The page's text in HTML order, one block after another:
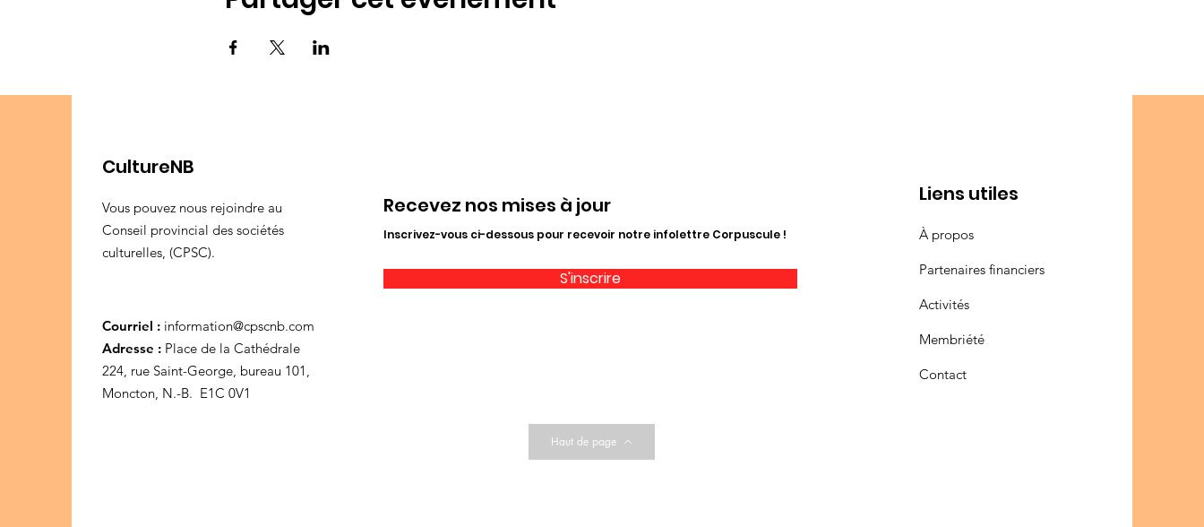
CultureNB
Vous pouvez nous rejoindre au
Conseil provincial des sociétés
culturelles, (CPSC).
Courriel : information@cpscnb.com
Adresse : Place de la Cathédrale
224, rue Saint-George, bureau 101,
Moncton, N.-B. E1C 0V1
Recevez nos mises à jour
Inscrivez-vous ci-dessous pour recevoir notre infolettre Corpuscule !
S'inscrire
Haut de page
Liens utiles
À propos
Partenaires financiers
Activités
Membriété
Contact